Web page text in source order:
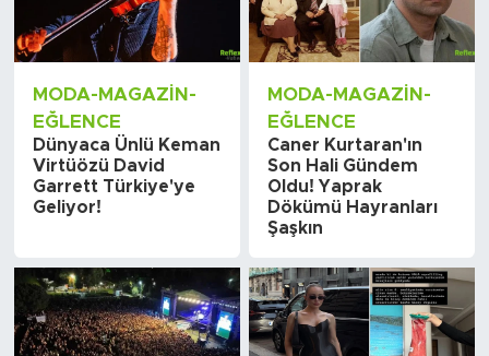
MODA-MAGAZIN-
EĞLENCE
Dünyaca Ünlü Keman
Virtüözü David
Garrett Türkiye'ye
Geliyor!
MODA-MAGAZIN-
EĞLENCE
Caner Kurtaran'ın
Son Hali Gündem
Oldu! Yaprak
Dökümü Hayranları
Şaşkın